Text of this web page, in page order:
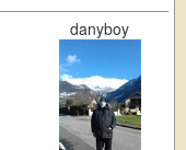
danyboy